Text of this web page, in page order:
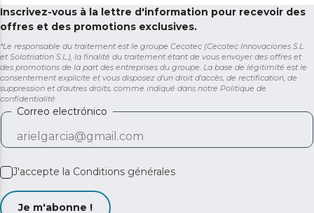
Inscrivez-vous à la lettre d'information pour recevoir des
offres et des promotions exclusives.
*Le responsable du traitement est le groupe Cecotec (Cecotec Innovaciones S.L.
et Solotriatlon S.L.), la finalité du traitement étant de vous envoyer des offres et
des promotions de la part des entreprises du groupe. La base de légitimité est le
consentement explicite et vous disposez d'un droit d'accès, de rectification, de
suppression et d'autres droits, comme indiqué dans notre Politique de
confidentialité
Correo electrónico
J'accepte la Conditions générales
Je m'abonne !